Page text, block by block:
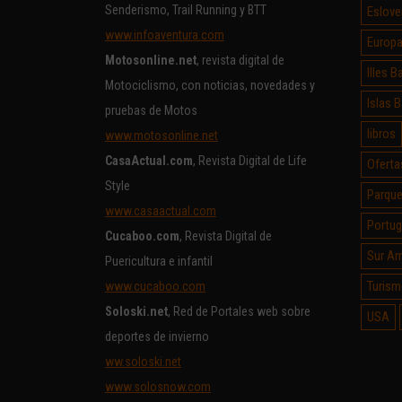
Senderismo, Trail Running y BTT
www.infoaventura.com
Motosonline.net, revista digital de
Motociclismo, con noticias, novedades y
pruebas de Motos
www.motosonline.net
CasaActual.com, Revista Digital de Life
Style
www.casaactual.com
Cucaboo.com, Revista Digital de
Puericultura e infantil
www.cucaboo.com
Soloski.net, Red de Portales web sobre
deportes de invierno
ww.soloski.net
www.solosnow.com
Europa
Illes
Islas
libros
Sur
USA